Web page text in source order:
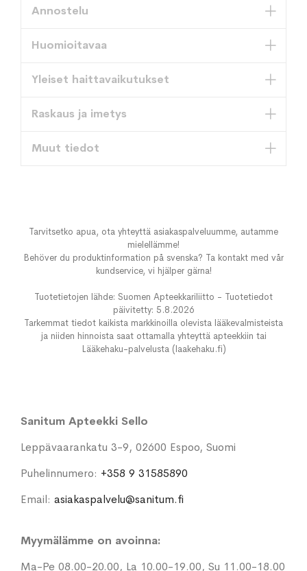
Annostelu
Huomioitavaa
Yleiset haittavaikutukset
Raskaus ja imetys
Muut tiedot
Tarvitsetko apua, ota yhteyttä asiakaspalveluumme, autamme
mielellämme!
Behöver du produktinformation på svenska? Ta kontakt med vår
kundservice, vi hjälper gärna!
Tuotetietojen lähde: Suomen Apteekkariliitto - Tuotetiedot
päivitetty: 5.8.2026
Tarkemmat tiedot kaikista markkinoilla olevista lääkevalmisteista
ja niiden hinnoista saat ottamalla yhteyttä apteekkiin tai
Lääkehaku-palvelusta (laakehaku.fi)
Sanitum Apteekki Sello
Leppävaarankatu 3-9, 02600 Espoo, Suomi
Puhelinnumero: +358 9 31585890
Email: asiakaspalvelu@sanitum.fi
Myymälämme on avoinna:
Ma-Pe 08.00-20.00, La 10.00-19.00, Su 11.00-18.00